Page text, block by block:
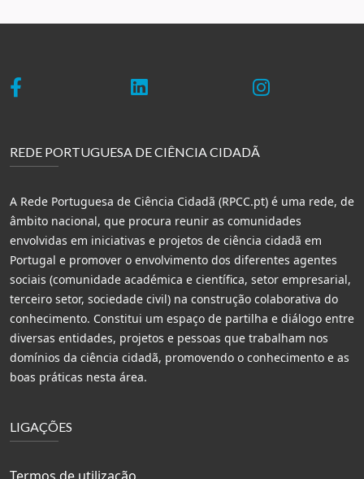
REDE PORTUGUESA DE CIÊNCIA CIDADÃ
A Rede Portuguesa de Ciência Cidadã (RPCC.pt) é uma rede, de
âmbito nacional, que procura reunir as comunidades
envolvidas em iniciativas e projetos de ciência cidadã em
Portugal e promover o envolvimento dos diferentes agentes
sociais (comunidade académica e científica, setor empresarial,
terceiro setor, sociedade civil) na construção colaborativa do
conhecimento. Constitui um espaço de partilha e diálogo entre
diversas entidades, projetos e pessoas que trabalham nos
domínios da ciência cidadã, promovendo o conhecimento e as
boas práticas nesta área.
LIGAÇÕES